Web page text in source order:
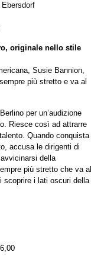
originale nello stile
Susie Bannion,
più stretto e va al
per un’audizione
Riesce così ad attrarre
Quando conquista
accusa le dirigenti di
della
più stretto che va al
scoprire i lati oscuri della